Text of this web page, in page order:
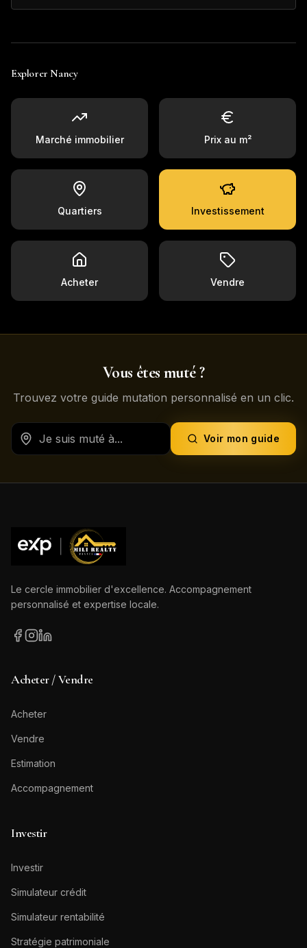
ExplorerNancy
Marché immobilier Prix au m²
Quartiers Investissement
Acheter Vendre
Vous êtes muté ?
Trouvez votre guide mutation personnalisé en un clic.
Voir mon guide
Le cercle immobilier d'excellence. Accompagnement
personnalisé et expertise locale.
Acheter / Vendre
Acheter
Vendre
Estimation
Accompagnement
Investir
Investir
Simulateur crédit
Simulateur rentabilité
Stratégie patrimoniale